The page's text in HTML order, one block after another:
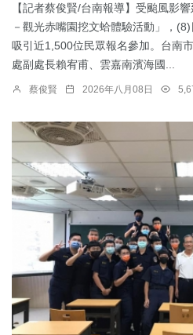
【記者蔡俊賢/台南報導】受颱風影
－觀光赤嘴園挖文蛤體驗活動」，
吸引近1,500位民眾報名參加。台南
處副處長賴宥甫、雲嘉南濱海國...
蔡俊賢 2026年八月08日